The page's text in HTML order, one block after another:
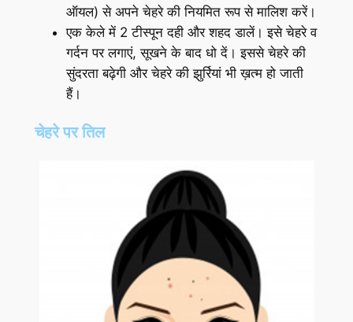
ऑयल) से अपने चेहरे की नियमित रूप से मालिश करें।
एक केले में 2 टीस्पून दही और शहद डालें। इसे चेहरे व
गर्दन पर लगाएं, सूखने के बाद धो दें। इससे चेहरे की
सुंदरता बढ़ेगी और चेहरे की झुर्रियां भी ख़त्म हो जाती
हैं।
चेहरे पर तिल